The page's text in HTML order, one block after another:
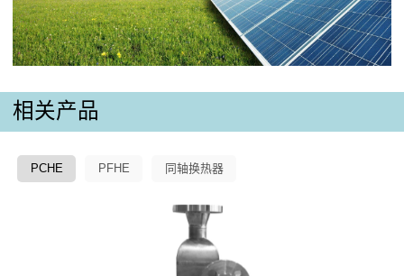
相关产品
PCHE PFHE 同轴换热器